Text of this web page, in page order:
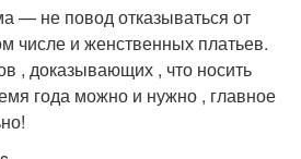
— не повод отказываться от
числе и женственных платьев.
, доказывающих , что носить
года можно и нужно , главное